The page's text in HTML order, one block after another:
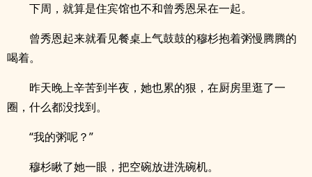
下周，就算是住宾馆也不和曾秀恩呆在一起。
曾秀恩起来就看见餐桌上气鼓鼓的穆杉抱着粥慢腾腾的
喝着。
昨天晚上辛苦到半夜，她也累的狠，在厨房里逛了一
圈，什么都没找到。
“我的粥呢？”
穆杉瞅了她一眼，把空碗放进洗碗机。